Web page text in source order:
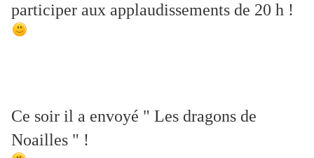
participer aux applaudissements de 20 h !
Ce soir il a envoyé " Les dragons de
Noailles " !